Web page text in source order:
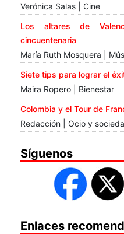
Verónica Salas | Cine
Los altares de
cincuentenaria
María Ruth Mosquera |
Siete tips para lograr el
Maira Ropero | Bienestar
Colombia y el Tour de
Redacción | Ocio y
Síguenos
Enlaces